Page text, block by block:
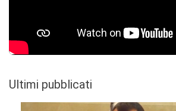
Ultimi pubblicati